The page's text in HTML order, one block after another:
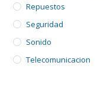
Repuestos
Seguridad
Sonido
Telecomunicacion